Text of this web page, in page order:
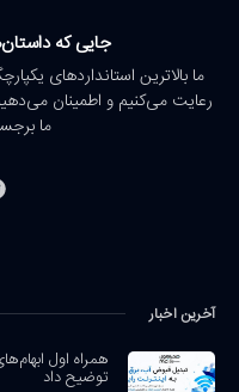
جایی که
ما بالاترین استانداردهای
رعایت می‌کنیم و اطمینان
ما
آخرین اخبار
همراه اول
توضیح داد